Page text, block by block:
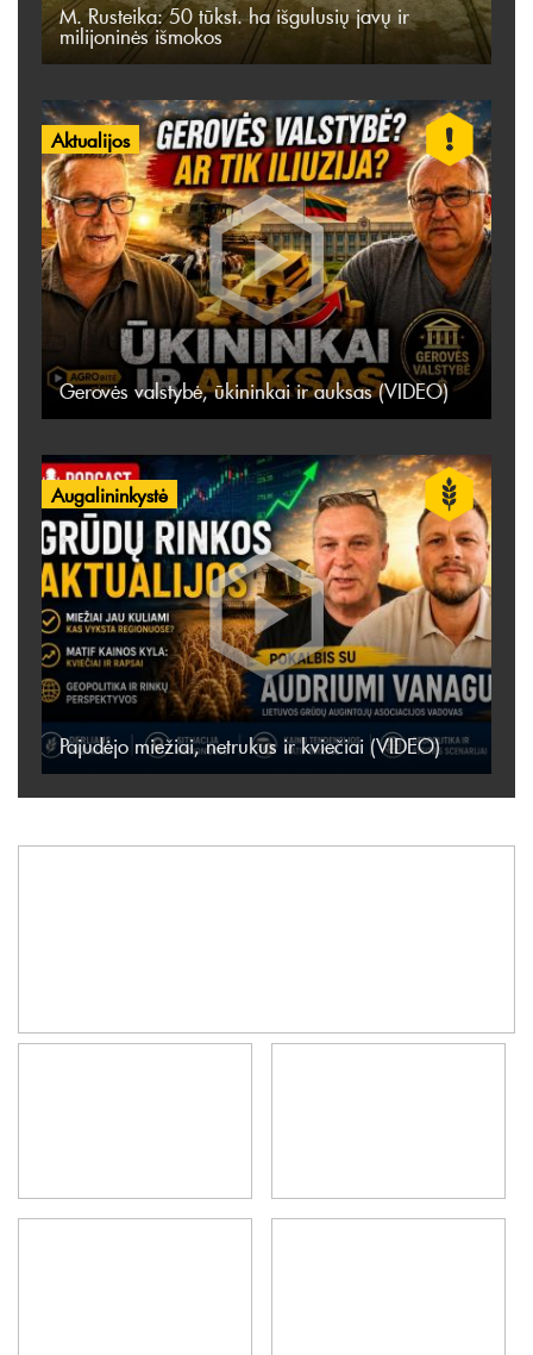
M. Rusteika: 50 tūkst. ha išgulusių javų ir
milijoninės išmokos
Aktualijos
Gerovės valstybė, ūkininkai ir auksas (VIDEO)
Augalininkystė
Pajudėjo miežiai, netrukus ir kviečiai (VIDEO)